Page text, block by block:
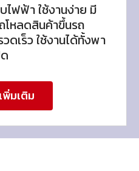
ไฟฟ้า ใช้งานง่าย มี
หลดสินค้าขึ้นรถ
ดเร็ว ใช้งานได้ทั้งพา
มเติม